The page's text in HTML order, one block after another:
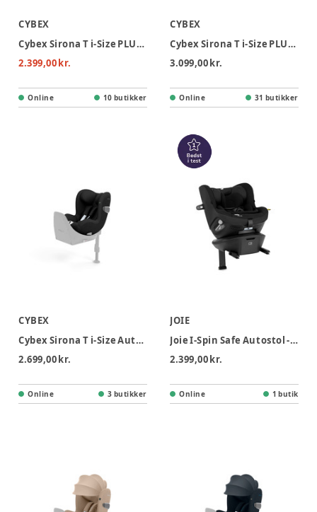
CYBEX
Cybex Sirona T i-Size PLUS Autostol - Mirage Grey
2.399,00 kr.
Online 10 butikker
CYBEX
Cybex Sirona T i-Size PLUS Autostol - Sepia Black
3.099,00 kr.
Online 31 butikker
CYBEX
Cybex Sirona T i-Size Autostol - Sepia black
2.699,00 kr.
Online 3 butikker
JOIE
Joie I-Spin Safe Autostol - Shale
2.399,00 kr.
Online 1 butik